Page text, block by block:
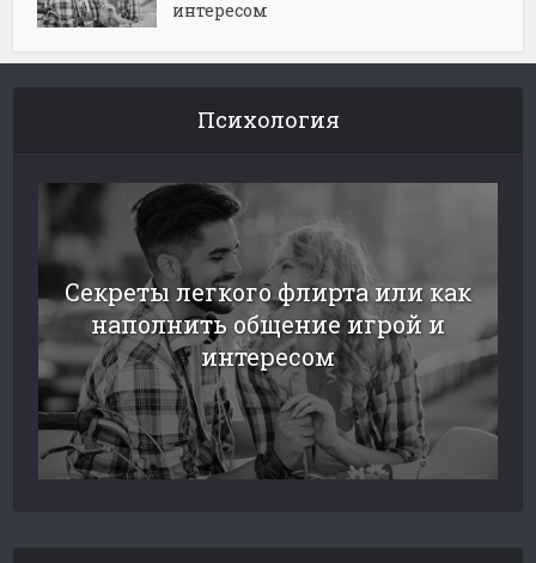
интересом
Психология
Секреты легкого флирта или как
наполнить общение игрой и
интересом